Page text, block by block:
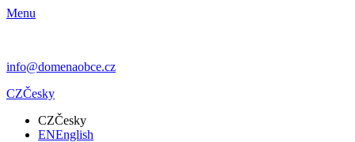
Menu
info@domenaobce.cz
CZČesky
CZČesky
ENEnglish